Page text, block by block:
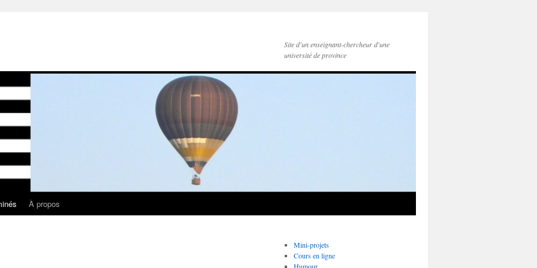
Site d'un enseignant-chercheur d'une
université de province
À propos
Mini-projets
Cours en ligne